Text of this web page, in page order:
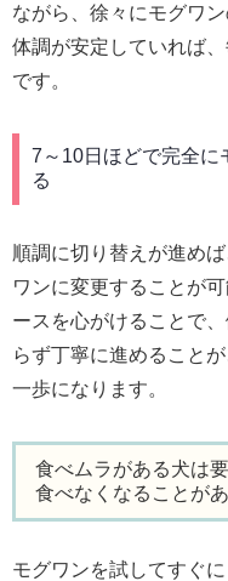
ながら、徐々にモグワ
体調が安定していれば
です。
7～10日ほどで完全に
る
順調に切り替えが進め
ワンに変更することが
ースを心がけることで
らず丁寧に進めること
一歩になります。
食べムラがある犬は
食べなくなることが
モグワンを試してすぐ